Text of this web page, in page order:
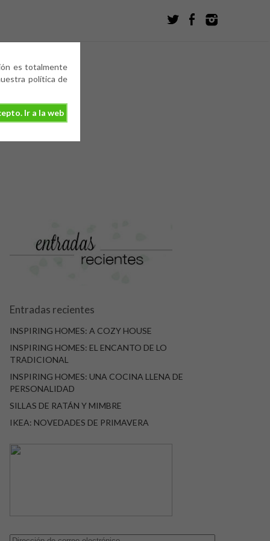
es totalmente
política de
Ir a la web
Entradas recientes
INSPIRING HOMES: A COZY HOUSE
INSPIRING HOMES: EL ENCANTO DE LO
TRADICIONAL
INSPIRING HOMES: UNA COCINA LLENA DE
PERSONALIDAD
SILLAS DE RATÁN Y MIMBRE
IKEA: NOVEDADES DE PRIMAVERA